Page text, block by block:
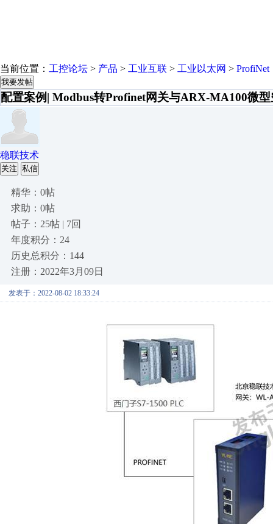
当前位置： 工控论坛 > 产品 > 工业互联 > 工业以太网 > ProfiNet
我要发帖
配置案例| Modbus转Profinet网关与ARX-MA100微
稳联技术
关注 私信
精华：0帖
求助：0帖
帖子：25帖 | 7回
年度积分：24
历史总积分：144
注册：2022年3月09日
发表于：2022-08-02 18:33:24